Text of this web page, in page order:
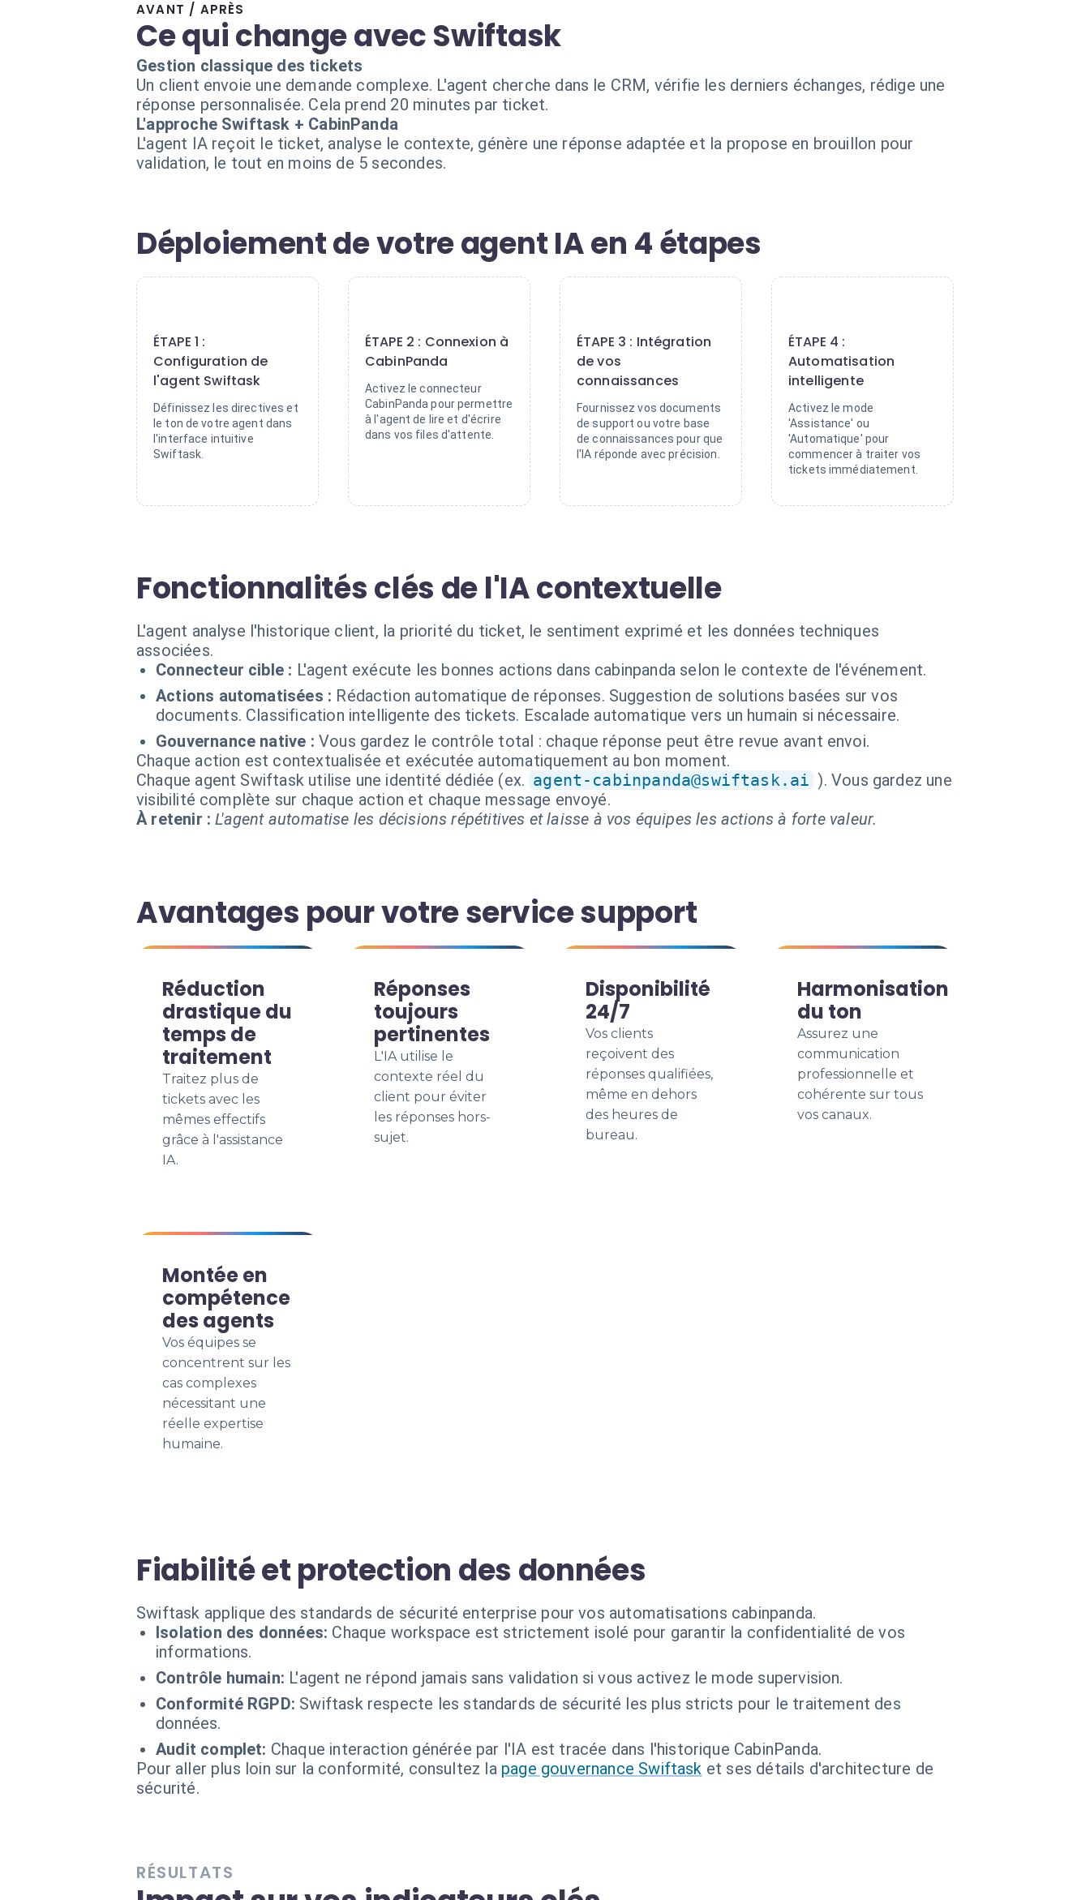
AVANT / APRÈS
Ce qui change avec Swiftask
Gestion classique des tickets
Un client envoie une demande complexe. L'agent cherche dans le CRM, vérifie les derniers échanges, rédige une
réponse personnalisée. Cela prend 20 minutes par ticket.
L'approche Swiftask + CabinPanda
L'agent IA reçoit le ticket, analyse le contexte, génère une réponse adaptée et la propose en brouillon pour
validation, le tout en moins de 5 secondes.
Déploiement de votre agent IA en 4 étapes
ÉTAPE 1 :
Configuration de
l'agent Swiftask
Définissez les directives et
le ton de votre agent dans
l'interface intuitive
Swiftask.
ÉTAPE 2 : Connexion à
CabinPanda
Activez le connecteur
CabinPanda pour permettre
à l'agent de lire et d'écrire
dans vos files d'attente.
ÉTAPE 3 : Intégration
de vos
connaissances
Fournissez vos documents
de support ou votre base
de connaissances pour que
l'IA réponde avec précision.
ÉTAPE 4 :
Automatisation
intelligente
Activez le mode
'Assistance' ou
'Automatique' pour
commencer à traiter vos
tickets immédiatement.
Fonctionnalités clés de l'IA contextuelle
L'agent analyse l'historique client, la priorité du ticket, le sentiment exprimé et les données techniques
associées.
Connecteur cible : L'agent exécute les bonnes actions dans cabinpanda selon le contexte de l'événement.
Actions automatisées : Rédaction automatique de réponses. Suggestion de solutions basées sur vos
documents. Classification intelligente des tickets. Escalade automatique vers un humain si nécessaire.
Gouvernance native : Vous gardez le contrôle total : chaque réponse peut être revue avant envoi.
Chaque action est contextualisée et exécutée automatiquement au bon moment.
Chaque agent Swiftask utilise une identité dédiée (ex. agent-cabinpanda@swiftask.ai ). Vous gardez une
visibilité complète sur chaque action et chaque message envoyé.
À retenir : L'agent automatise les décisions répétitives et laisse à vos équipes les actions à forte valeur.
Avantages pour votre service support
Réduction
drastique du
temps de
traitement
Traitez plus de
tickets avec les
mêmes effectifs
grâce à l'assistance
IA.
Réponses
toujours
pertinentes
L'IA utilise le
contexte réel du
client pour éviter
les réponses hors-
sujet.
Disponibilité
24/7
Vos clients
reçoivent des
réponses qualifiées,
même en dehors
des heures de
bureau.
Harmonisation
du ton
Assurez une
communication
professionnelle et
cohérente sur tous
vos canaux.
Montée en
compétence
des agents
Vos équipes se
concentrent sur les
cas complexes
nécessitant une
réelle expertise
humaine.
Fiabilité et protection des données
Swiftask applique des standards de sécurité enterprise pour vos automatisations cabinpanda.
Isolation des données: Chaque workspace est strictement isolé pour garantir la confidentialité de vos
informations.
Contrôle humain: L'agent ne répond jamais sans validation si vous activez le mode supervision.
Conformité RGPD: Swiftask respecte les standards de sécurité les plus stricts pour le traitement des
données.
Audit complet: Chaque interaction générée par l'IA est tracée dans l'historique CabinPanda.
Pour aller plus loin sur la conformité, consultez la page gouvernance Swiftask et ses détails d'architecture de
sécurité.
RÉSULTATS